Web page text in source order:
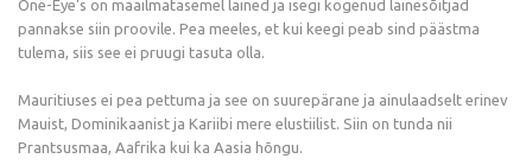
One-Eye's on maailmatasemel lained ja isegi kogenud lainesõitjad
pannakse siin proovile. Pea meeles, et kui keegi peab sind päästma
tulema, siis see ei pruugi tasuta olla.
Mauritiuses ei pea pettuma ja see on suurepärane ja ainulaadselt erinev
Mauist, Dominikaanist ja Kariibi mere elustiilist. Siin on tunda nii
Prantsusmaa, Aafrika kui ka Aasia hõngu.